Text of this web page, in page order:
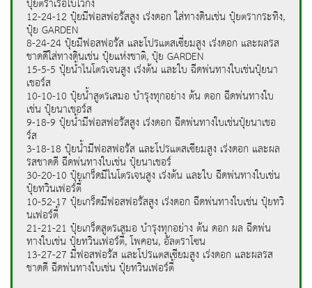
ปุ๋ยตราเรือใบไวกิ้ง
12-24-12 ปุ๋ยมีฟอสฟอรัสสูง เร่งดอก ใส่ทางดินเช่น ปุ๋ยตรากระทิง,
ปุ๋ย GARDEN
8-24-24 ปุ๋ยมีฟอสฟอรัส และโปรแตสเซี่ยมสูง เร่งดอก และผลรส
ชาดดีใส่ทางดินเช่น ปุ๋ยแห่งชาติ, ปุ๋ย GARDEN
15-5-5 ปุ๋ยน้ำไนโตรเจนสูง เร่งต้น และใบ ฉีดพ่นทางใบเช่นปุ๋ยนา
เชอร์ส
10-10-10 ปุ๋ยน้ำสูตรเสมอ บำรุงทุกอย่าง ต้น ดอก ฉีดพ่นทางใบ
เช่น ปุ๋ยนาเชอร์ส
9-18-9 ปุ๋ยน้ำมีฟอสฟอรัสสูง เร่งดอก ฉีดพ่นทางใบเช่นปุ๋ยนาเชอ
ร์ส
3-18-18 ปุ๋ยน้ำมีฟอสฟอรัส และโปรแตสเซียมสูง เร่งดอก และผล
รสชาดดี ฉีดพ่นทางใบเช่น ปุ๋ยนาเชอร์
30-20-10 ปุ๋ยเกร็ดมีไนโตรเจนสูง เร่งต้น และใบ ฉีดพ่นทางใบเช่น
ปุ๋ยทวินเฟอร์ตี้
10-52-17 ปุ๋ยเกร็ดมีฟอสฟอรัสสูง เร่งดอก ฉีดพ่นทางใบเช่น ปุ๋ยทวิ
นเฟอร์ตี้
21-21-21 ปุ๋ยเกร็ดสูตรเสมอ บำรุงทุกอย่าง ต้น ดอก ผล ฉีดพ่น
ทางใบเช่น ปุ๋ยทวินเฟอร์ตี้, โพคอน, อัลตราโซน
13-27-27 มีฟอสฟอรัส และโปรแตสเซียมสูง เร่งดอก และผลรส
ชาดดี ฉีดพ่นทางใบเช่น ปุ๋ยทวินเฟอร์ตี้